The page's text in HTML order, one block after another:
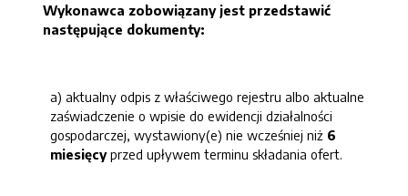
Wykonawca zobowiązany jest przedstawić
następujące dokumenty:
a) aktualny odpis z właściwego rejestru albo aktualne
zaświadczenie o wpisie do ewidencji działalności
gospodarczej, wystawiony(e) nie wcześniej niż 6
miesięcyprzed upływem terminu składania ofert.